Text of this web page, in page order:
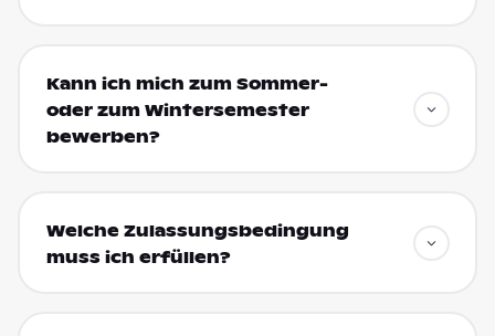
Kann ich mich zum Sommer-
oder zum Wintersemester
bewerben?
Welche Zulassungsbedingung
muss ich erfüllen?